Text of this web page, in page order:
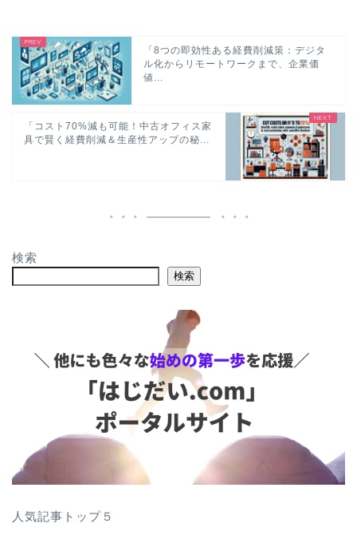
「8つの即効性ある経費削減策：デジタ
ル化からリモートワークまで、企業価
値...
「コスト70%減も可能！中古オフィス家
具で賢く経費削減＆生産性アップの秘...
検索
検索
人気記事トップ５